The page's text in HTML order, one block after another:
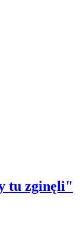
tu zginęli"